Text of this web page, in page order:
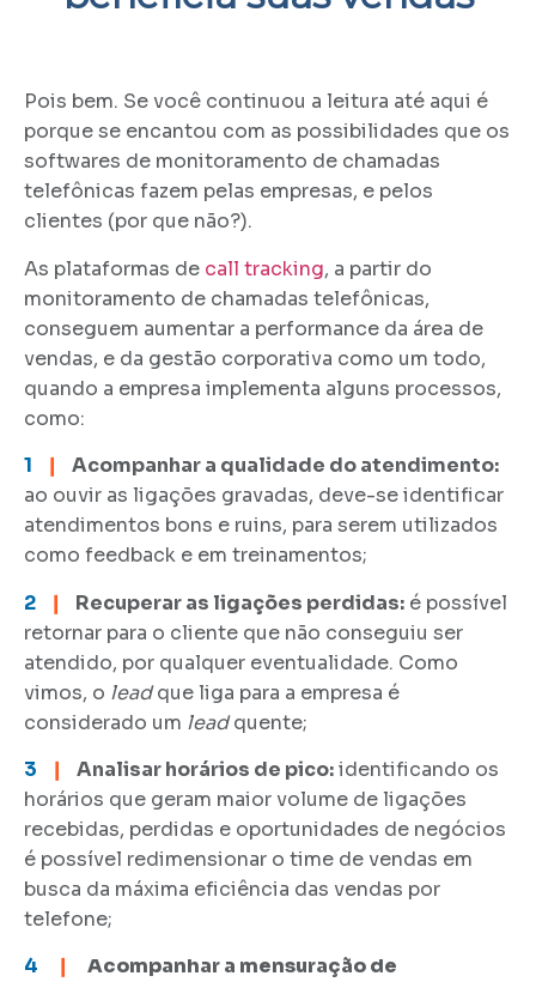
Pois bem. Se você continuou a leitura até aqui é
porque se encantou com as possibilidades que os
softwares de monitoramento de chamadas
telefônicas fazem pelas empresas, e pelos
clientes (por que não?).
As plataformas de call tracking, a partir do
monitoramento de chamadas telefônicas,
conseguem aumentar a performance da área de
vendas, e da gestão corporativa como um todo,
quando a empresa implementa alguns processos,
como:
1
❙
Acompanhar a qualidade do atendimento:
ao ouvir as ligações gravadas, deve-se identificar
atendimentos bons e ruins, para serem utilizados
como feedback e em treinamentos;
2
❙ Recuperar as ligações perdidas: é possível
retornar para o cliente que não conseguiu ser
atendido, por qualquer eventualidade. Como
vimos, o leadque liga para a empresa é
considerado um leadquente;
3
❙ Analisar horários de pico:identificando os
horários que geram maior volume de ligações
recebidas, perdidas e oportunidades de negócios
é possível redimensionar o time de vendas em
busca da máxima eficiência das vendas por
telefone;
4
❙
Acompanhar a mensuração de